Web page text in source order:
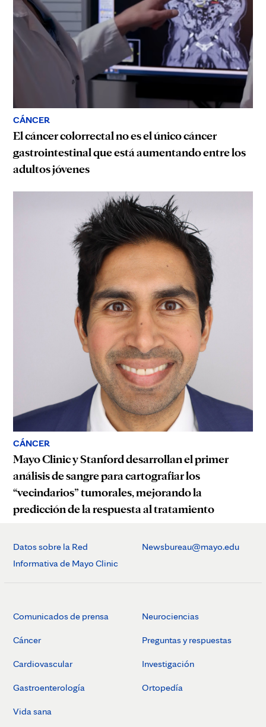
CÁNCER
El cáncer colorrectal no es el único cáncer
gastrointestinal que está aumentando entre los
adultos jóvenes
CÁNCER
Mayo Clinic y Stanford desarrollan el primer
análisis de sangre para cartografiar los
“vecindarios” tumorales, mejorando la
predicción de la respuesta al tratamiento
Datos sobre la Red
Informativa de Mayo Clinic
Newsbureau@mayo.edu
Comunicados de prensa
Cáncer
Cardiovascular
Gastroenterología
Vida sana
Neurociencias
Preguntas y respuestas
Investigación
Ortopedía